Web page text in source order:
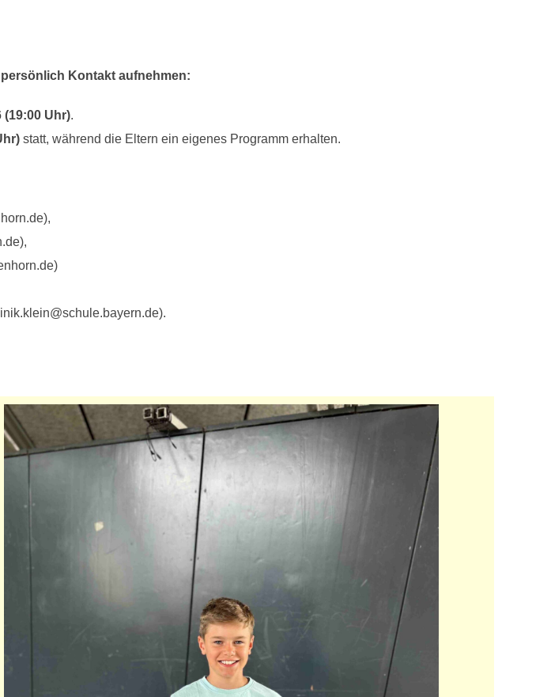
Kontakt aufnehmen:
(19:00 Uhr).
statt, während die Eltern ein eigenes Programm erhalten.